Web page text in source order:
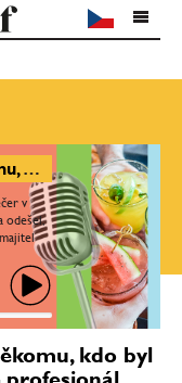
Aleš Půta: Vzdáváme hold někomu, kdo byl tak trochu barový povaleč – profesionál
v
odešel,
kdo byl